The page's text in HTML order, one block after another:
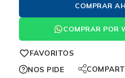
COMPRAR
COMPRAR POR
FAVORITOS
NOS PIDE